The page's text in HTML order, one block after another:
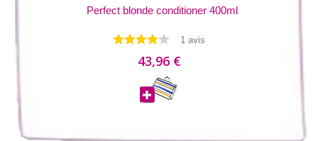
Perfect blonde conditioner 400ml
1 avis
43,96 €